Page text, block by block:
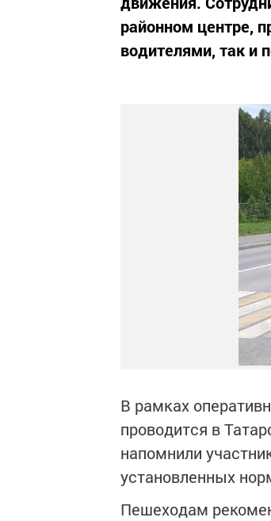
районном центре,
водителями, так и
В рамках
проводится в
напомнили
установленных
Пешеходам